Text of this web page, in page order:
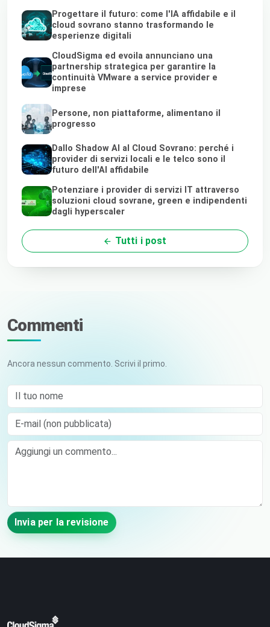
Progettare il futuro: come l'IA affidabile e il
cloud sovrano stanno trasformando le
esperienze digitali
CloudSigma ed evoila annunciano una
partnership strategica per garantire la
continuità VMware a service provider e
imprese
Persone, non piattaforme, alimentano il
progresso
Dallo Shadow AI al Cloud Sovrano: perché i
provider di servizi locali e le telco sono il
futuro dell'AI affidabile
Potenziare i provider di servizi IT attraverso
soluzioni cloud sovrane, green e indipendenti
dagli hyperscaler
Tutti i post
Commenti
Ancora nessun commento. Scrivi il primo.
Il tuo nome
E-mail (non pubblicata)
Comment
Invia per la revisione